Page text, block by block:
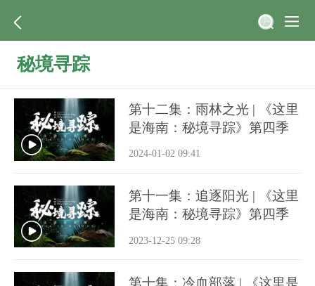
秘境寻踪
第十二集：雨林之光 | 《这里
是海南：秘境寻踪》第四季
2024-01-02 09:41
第十一集：追逐阳光 | 《这里
是海南：秘境寻踪》第四季
2023-12-25 09:28
第十集：冷血部落 | 《这里是